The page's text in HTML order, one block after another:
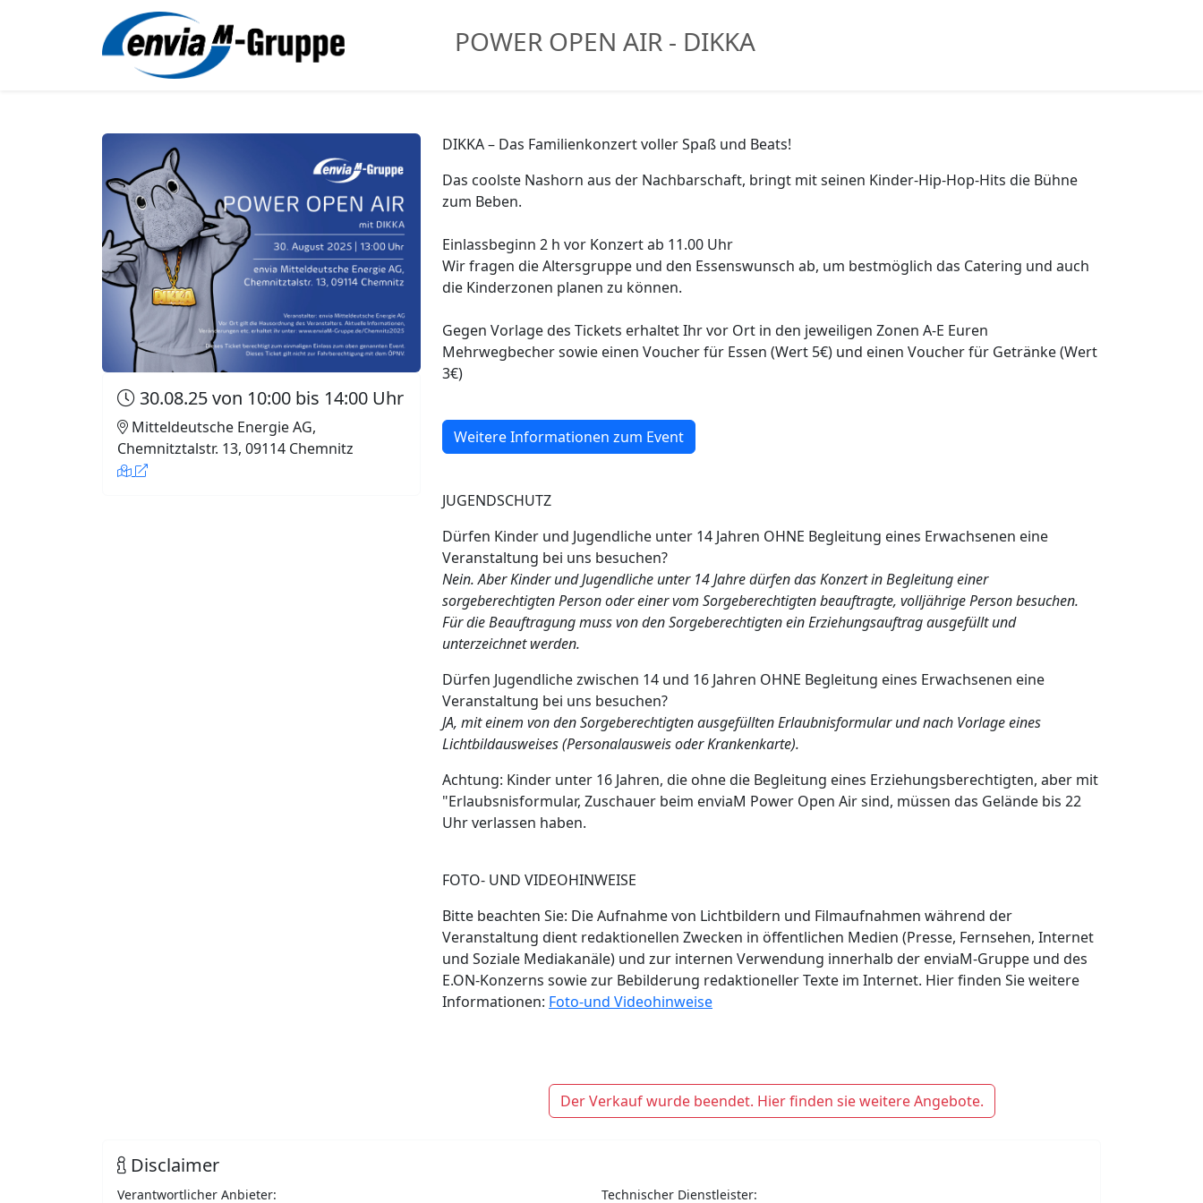
POWER OPEN AIR - DIKKA
30.08.25 von 10:00 bis 14:00 Uhr
Mitteldeutsche Energie AG,
Chemnitztalstr. 13, 09114 Chemnitz
DIKKA – Das Familienkonzert voller Spaß und Beats!
Das coolste Nashorn aus der Nachbarschaft, bringt mit seinen Kinder-Hip-Hop-Hits die Bühne
zum Beben.
Einlassbeginn 2 h vor Konzert ab 11.00 Uhr
Wir fragen die Altersgruppe und den Essenswunsch ab, um bestmöglich das Catering und auch
die Kinderzonen planen zu können.
Gegen Vorlage des Tickets erhaltet Ihr vor Ort in den jeweiligen Zonen A-E Euren
Mehrwegbecher sowie einen Voucher für Essen (Wert 5€) und einen Voucher für Getränke (Wert
3€)
Weitere Informationen zum Event
JUGENDSCHUTZ
Dürfen Kinder und Jugendliche unter 14 Jahren OHNE Begleitung eines Erwachsenen eine
Veranstaltung bei uns besuchen?
Nein. Aber Kinder und Jugendliche unter 14 Jahre dürfen das Konzert in Begleitung einer
sorgeberechtigten Person oder einer vom Sorgeberechtigten beauftragte, volljährige Person besuchen.
Für die Beauftragung muss von den Sorgeberechtigten ein Erziehungsauftrag ausgefüllt und
unterzeichnet werden.
Dürfen Jugendliche zwischen 14 und 16 Jahren OHNE Begleitung eines Erwachsenen eine
Veranstaltung bei uns besuchen?
JA, mit einem von den Sorgeberechtigten ausgefüllten Erlaubnisformular und nach Vorlage eines
Lichtbildausweises (Personalausweis oder Krankenkarte).
Achtung: Kinder unter 16 Jahren, die ohne die Begleitung eines Erziehungsberechtigten, aber mit
"Erlaubsnisformular, Zuschauer beim enviaM Power Open Air sind, müssen das Gelände bis 22
Uhr verlassen haben.
FOTO- UND VIDEOHINWEISE
Bitte beachten Sie: Die Aufnahme von Lichtbildern und Filmaufnahmen während der
Veranstaltung dient redaktionellen Zwecken in öffentlichen Medien (Presse, Fernsehen, Internet
und Soziale Mediakanäle) und zur internen Verwendung innerhalb der enviaM-Gruppe und des
E.ON-Konzerns sowie zur Bebilderung redaktioneller Texte im Internet. Hier finden Sie weitere
Informationen: Foto-und Videohinweise
Der Verkauf wurde beendet. Hier finden sie weitere Angebote.
Disclaimer
Verantwortlicher Anbieter: Technischer Dienstleister: